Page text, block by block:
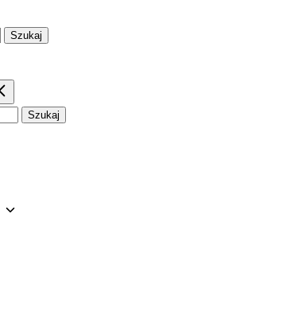
Szukaj
Szukaj